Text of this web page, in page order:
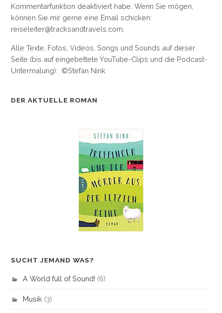
Kommentarfunktion deaktiviert habe. Wenn Sie mögen,
können Sie mir gerne eine Email schicken:
reiseleiter@tracksandtravels.com.
Alle Texte, Fotos, Videos, Songs und Sounds auf dieser
Seite (bis auf eingebettete YouTube-Clips und die Podcast-
Untermalung): ©Stefan Nink
DER AKTUELLE ROMAN
SUCHT JEMAND WAS?
A World full of Sound! (6)
Musik (3)